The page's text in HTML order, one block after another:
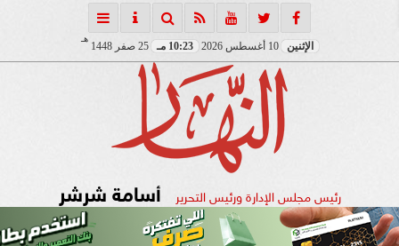
الإثنين 10 أغسطس 2026 10:23 مـ 25 صفر 1448
هـ
رئيس مجلس الإدارة ورئيس التحرير أسامة شرشر